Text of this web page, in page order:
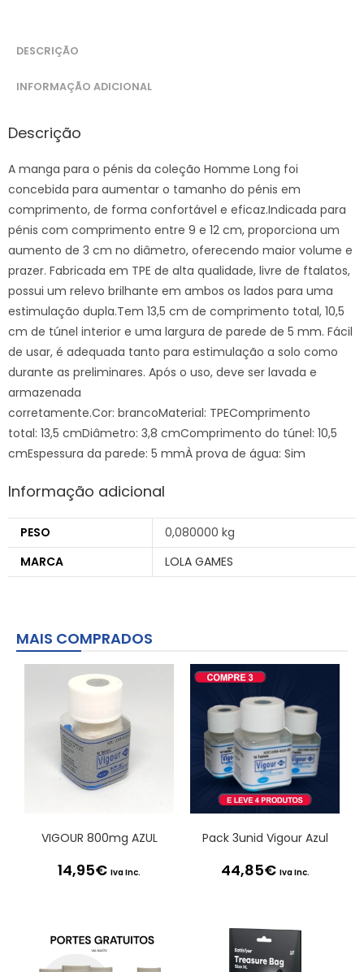
DESCRIÇÃO
INFORMAÇÃO ADICIONAL
Descrição
A manga para o pénis da coleção Homme Long foi
concebida para aumentar o tamanho do pénis em
comprimento, de forma confortável e eficaz.Indicada para
pénis com comprimento entre 9 e 12 cm, proporciona um
aumento de 3 cm no diâmetro, oferecendo maior volume e
prazer. Fabricada em TPE de alta qualidade, livre de ftalatos,
possui um relevo brilhante em ambos os lados para uma
estimulação dupla.Tem 13,5 cm de comprimento total, 10,5
cm de túnel interior e uma largura de parede de 5 mm. Fácil
de usar, é adequada tanto para estimulação a solo como
durante as preliminares. Após o uso, deve ser lavada e
armazenada
corretamente.Cor: brancoMaterial: TPEComprimento
total: 13,5 cmDiâmetro: 3,8 cmComprimento do túnel: 10,5
cmEspessura da parede: 5 mmÀ prova de água: Sim
Informação adicional
PESO
0,080000 kg
MARCA
LOLA GAMES
MAIS COMPRADOS
VIGOUR 800mg AZUL
14,95€ Iva Inc.
Pack 3unid Vigour Azul
44,85€ Iva Inc.